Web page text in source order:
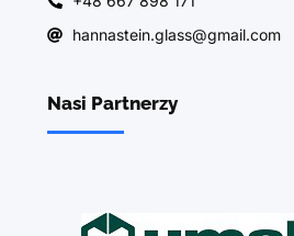
hannastein.glass@gmail.com
Nasi Partnerzy